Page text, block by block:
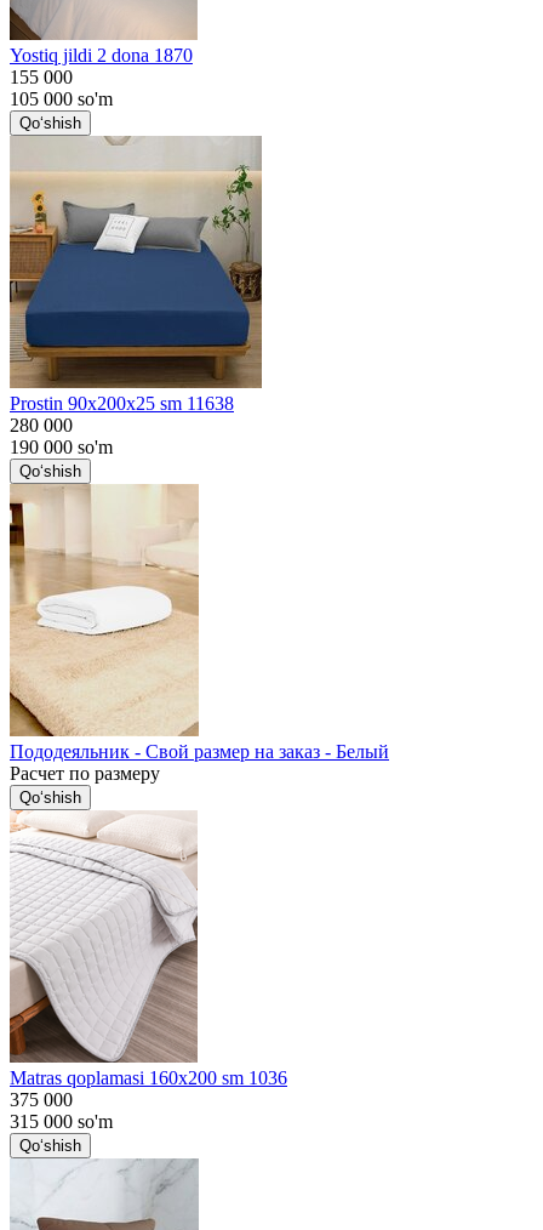
Yostiq jildi 2 dona 1870
155 000
105 000 so'm
Qo‘shish
Prostin 90x200x25 sm 11638
280 000
190 000 so'm
Qo‘shish
Пододеяльник - Свой размер на заказ - Белый
Расчет по размеру
Qo‘shish
Matras qoplamasi 160x200 sm 1036
375 000
315 000 so'm
Qo‘shish